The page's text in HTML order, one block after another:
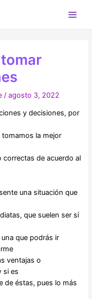
/agosto 3, 2022
y decisiones, por
la mejor
correctas de acuerdo al
una situación que
que suelen ser sí
que podrás ir
ventajas o
si es
de éstas, pues lo más